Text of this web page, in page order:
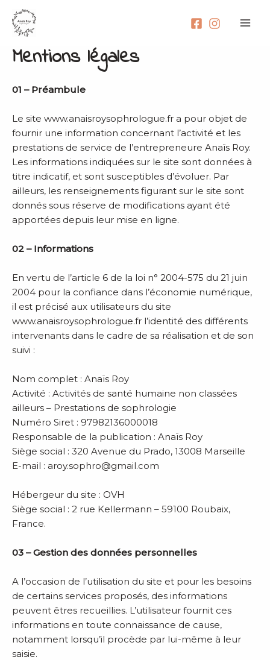
contenu
Mentions légales
01 – Préambule
Le site www.anaisroysophrologue.fr a pour objet de
fournir une information concernant l’activité et les
prestations de service de l’entrepreneure Anaïs Roy.
Les informations indiquées sur le site sont données à
titre indicatif, et sont susceptibles d’évoluer. Par
ailleurs, les renseignements figurant sur le site sont
donnés sous réserve de modifications ayant été
apportées depuis leur mise en ligne.
02 – Informations
En vertu de l’article 6 de la loi n° 2004-575 du 21 juin
2004 pour la confiance dans l’économie numérique,
il est précisé aux utilisateurs du site
www.anaisroysophrologue.fr l’identité des différents
intervenants dans le cadre de sa réalisation et de son
suivi :
Nom complet : Anaïs Roy
Activité : Activités de santé humaine non classées
ailleurs – Prestations de sophrologie
Numéro Siret : 97982136000018
Responsable de la publication : Anaïs Roy
Siège social : 320 Avenue du Prado, 13008 Marseille
E-mail : aroy.sophro@gmail.com
Hébergeur du site : OVH
Siège social : 2 rue Kellermann – 59100 Roubaix,
France.
03 – Gestion des données personnelles
A l’occasion de l’utilisation du site et pour les besoins
de certains services proposés, des informations
peuvent êtres recueillies. L’utilisateur fournit ces
informations en toute connaissance de cause,
notamment lorsqu’il procède par lui-même à leur
saisie.